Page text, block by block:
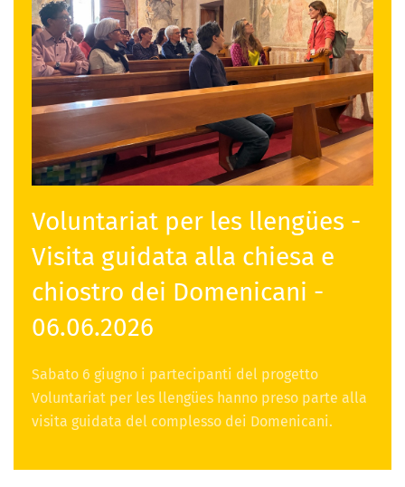
Voluntariat per les llengües -
Visita guidata alla chiesa e
chiostro dei Domenicani -
06.06.2026
Sabato 6 giugno i partecipanti del progetto
Voluntariat per les llengües hanno preso parte alla
visita guidata del complesso dei Domenicani.